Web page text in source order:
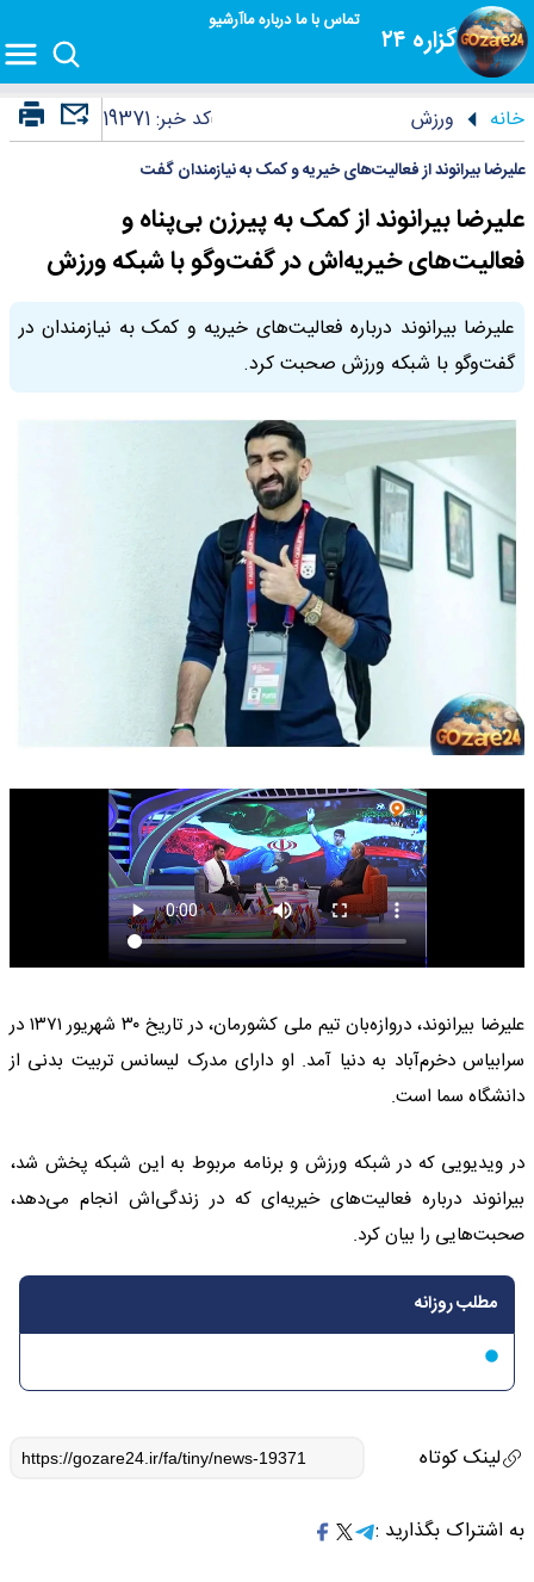
گزاره ۲۴
تماس با مادرباره ماآرشیو
خانه ورزش کد خبر:19371
علیرضا بیرانوند از فعالیت‌های خیریه و کمک به نیازمندان گفت
علیرضا بیرانوند از کمک به پیرزن بی‌پناه و
فعالیت‌های خیریه‌اش در گفت‌وگو با شبکه ورزش
علیرضا بیرانوند درباره فعالیت‌های خیریه و کمک به نیازمندان در
گفت‌وگو با شبکه ورزش صحبت کرد.
علیرضا بیرانوند، دروازه‌بان تیم ملی کشورمان، در تاریخ ۳۰ شهریور ۱۳۷۱ در
سرابیاس دخرم‌آباد به دنیا آمد. او دارای مدرک لیسانس تربیت بدنی از
دانشگاه سما است.
در ویدیویی که در شبکه ورزش و برنامه مربوط به این شبکه پخش شد،
بیرانوند درباره فعالیت‌های خیریه‌ای که در زندگی‌اش انجام می‌دهد،
صحبت‌هایی را بیان کرد.
مطلب روزانه
لینک کوتاه
به اشتراک بگذارید :